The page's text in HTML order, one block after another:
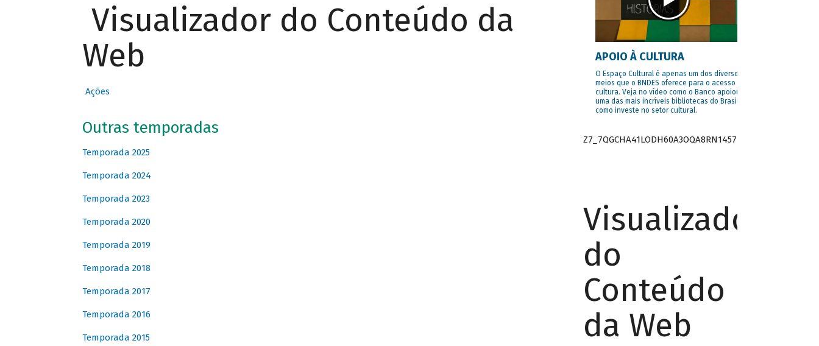
Visualizador do Conteúdo da
Web
Ações
Outras temporadas
Temporada 2025
Temporada 2024
Temporada 2023
Temporada 2020
Temporada 2019
Temporada 2018
Temporada 2017
Temporada 2016
Temporada 2015
APOIO À CULTURA
O Espaço Cultural é apenas um dos diversos
meios que o BNDES oferece para o acesso à
cultura. Veja no vídeo como o Banco apoiou
uma das mais incríveis bibliotecas do Brasil e
como investe no setor cultural.
Z7_7QGCHA41LODH60A3OQA8RN1457
Visualizador
do
Conteúdo
da Web